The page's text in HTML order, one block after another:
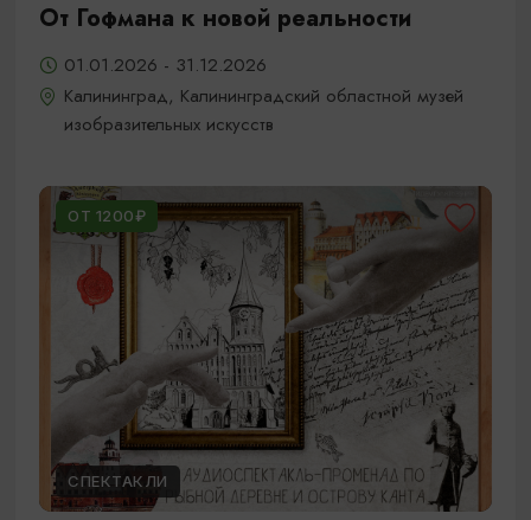
От Гофмана к новой реальности
01.01.2026 - 31.12.2026
Калининград, Калининградский областной музей
изобразительных искусств
ОТ 1200₽
СПЕКТАКЛИ